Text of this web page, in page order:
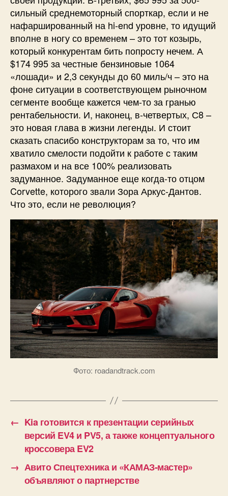
сильный среднемоторный спорткар, если и не
нафаршированный на hi-end уровне, то идущий
вполне в ногу со временем – это тот козырь,
который конкурентам бить попросту нечем. А
$174 995 за честные бензиновые 1064
«лошади» и 2,3 секунды до 60 миль/ч – это на
фоне ситуации в соответствующем рыночном
сегменте вообще кажется чем-то за гранью
рентабельности. И, наконец, в-четвертых, С8 –
это новая глава в жизни легенды. И стоит
сказать спасибо конструкторам за то, что им
хватило смелости подойти к работе с таким
размахом и на все 100% реализовать
задуманное. Задуманное еще когда-то отцом
Corvette, которого звали Зора Аркус-Дантов.
Что это, если не революция?
Фото: roadandtrack.com
← Kia готовится к презентации серийных
версий EV4 и PV5, а также концептуального
кроссовера EV2
→ Авито Спецтехника и «КАМАЗ-мастер»
объявляют о партнерстве